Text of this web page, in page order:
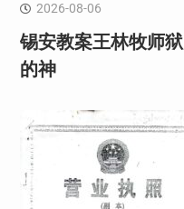
2026-08-06
锡安教案王林牧师
的神